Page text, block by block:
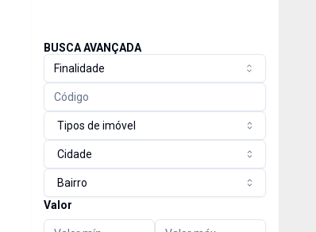
BUSCA AVANÇADA
Finalidade
Tipos de imóvel
Cidade
Bairro
Valor